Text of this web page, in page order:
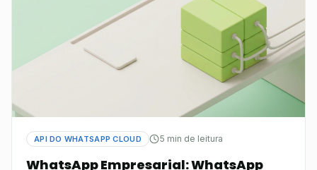
API DO WHATSAPP CLOUD 5 min de leitura
WhatsApp Empresarial: WhatsApp